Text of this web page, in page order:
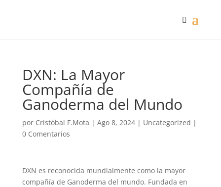
DXN: La Mayor
Compañía de
Ganoderma del Mundo
por Cristóbal F.Mota | Ago 8, 2024| Uncategorized |
0 Comentarios
DXN es reconocida mundialmente como la mayor
compañía de Ganoderma del mundo. Fundada en